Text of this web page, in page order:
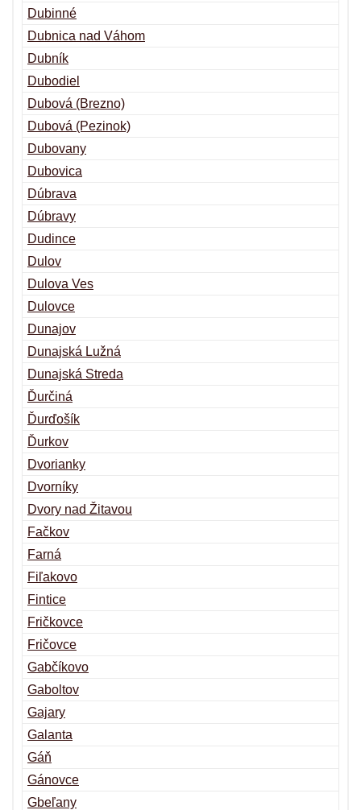
Dubinné
Dubnica nad Váhom
Dubník
Dubodiel
Dubová (Brezno)
Dubová (Pezinok)
Dubovany
Dubovica
Dúbrava
Dúbravy
Dudince
Dulov
Dulova Ves
Dulovce
Dunajov
Dunajská Lužná
Dunajská Streda
Ďurčiná
Ďurďošík
Ďurkov
Dvorianky
Dvorníky
Dvory nad Žitavou
Fačkov
Farná
Fiľakovo
Fintice
Fričkovce
Fričovce
Gabčíkovo
Gaboltov
Gajary
Galanta
Gáň
Gánovce
Gbeľany